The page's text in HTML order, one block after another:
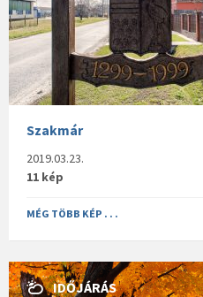
Szakmár
2019.03.23.
11 kép
MÉG TÖBB KÉP . . .
IDŐJÁRÁS